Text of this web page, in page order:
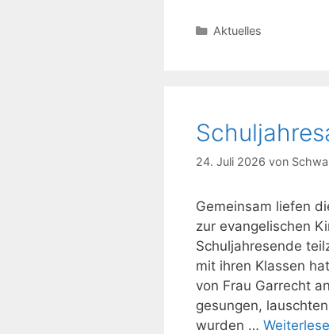
Kategorien
Aktuelles
24. Juli 2026 von
Gemeinsam liefen
zur evangelischen
Schuljahresende
mit ihren Klassen
von Frau Garrecht
gesungen,
wurden …